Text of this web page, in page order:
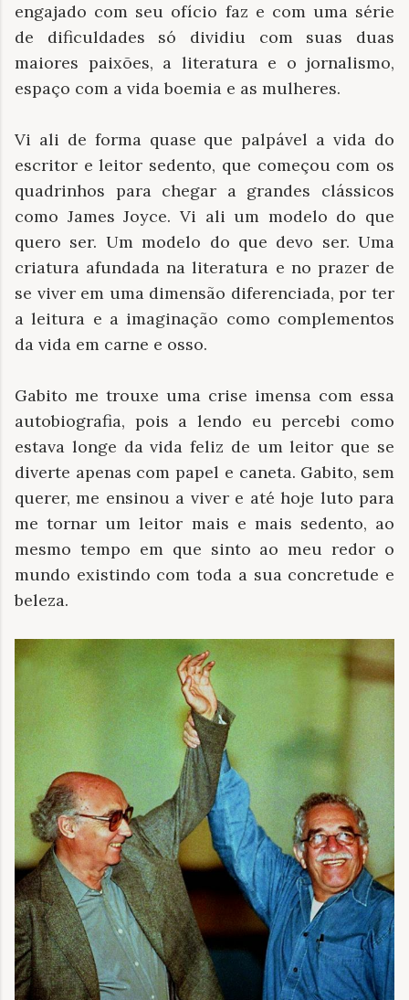
engajado com seu ofício faz e com uma série
de dificuldades só dividiu com suas duas
maiores paixões, a literatura e o jornalismo,
espaço com a vida boemia e as mulheres.
Vi ali de forma quase que palpável a vida do
escritor e leitor sedento, que começou com os
quadrinhos para chegar a grandes clássicos
como James Joyce. Vi ali um modelo do que
quero ser. Um modelo do que devo ser. Uma
criatura afundada na literatura e no prazer de
se viver em uma dimensão diferenciada, por ter
a leitura e a imaginação como complementos
da vida em carne e osso.
Gabito me trouxe uma crise imensa com essa
autobiografia, pois a lendo eu percebi como
estava longe da vida feliz de um leitor que se
diverte apenas com papel e caneta. Gabito, sem
querer, me ensinou a viver e até hoje luto para
me tornar um leitor mais e mais sedento, ao
mesmo tempo em que sinto ao meu redor o
mundo existindo com toda a sua concretude e
beleza.